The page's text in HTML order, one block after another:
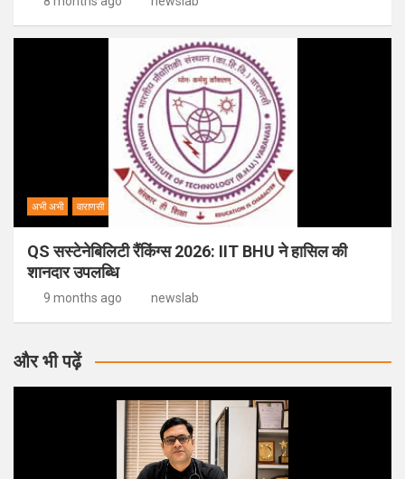
अभी अभी वाराणसी
QS सस्टेनेबिलिटी रैंकिंग्स 2026: IIT BHU ने हासिल की
शानदार उपलब्धि
9 months ago newslab
और भी पढ़ें